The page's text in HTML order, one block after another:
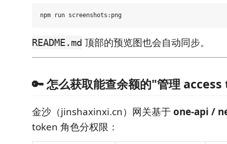
README.md 顶部的预览图也会自动同步。
🔑 怎么获取能查余额的"管理
金沙（jinshaxinxi.cn）网关基于one-api /
token 角色分权限：